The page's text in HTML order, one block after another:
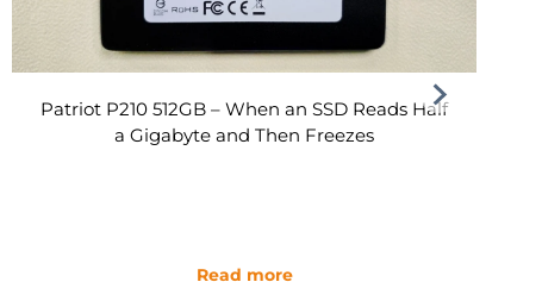
Patriot P210 512GB – When an SSD Reads Half
a Gigabyte and Then Freezes
Read more